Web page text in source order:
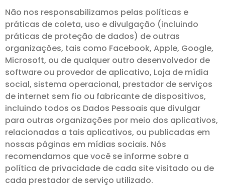
Não nos responsabilizamos pelas políticas e
práticas de coleta, uso e divulgação (incluindo
práticas de proteção de dados) de outras
organizações, tais como Facebook, Apple, Google,
Microsoft, ou de qualquer outro desenvolvedor de
software ou provedor de aplicativo, Loja de mídia
social, sistema operacional, prestador de serviços
de internet sem fio ou fabricante de dispositivos,
incluindo todos os Dados Pessoais que divulgar
para outras organizações por meio dos aplicativos,
relacionadas a tais aplicativos, ou publicadas em
nossas páginas em mídias sociais. Nós
recomendamos que você se informe sobre a
política de privacidade de cada site visitado ou de
cada prestador de serviço utilizado.